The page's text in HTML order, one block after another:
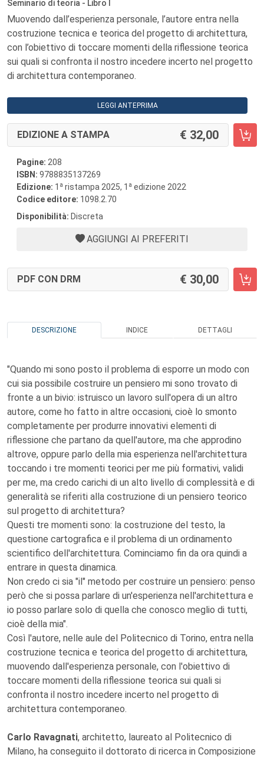
Seminario di teoria - Libro I
Muovendo dall’esperienza personale, l’autore entra nella
costruzione tecnica e teorica del progetto di architettura,
con l’obiettivo di toccare momenti della riflessione teorica
sui quali si confronta il nostro incedere incerto nel progetto
di architettura contemporaneo.
LEGGI ANTEPRIMA
EDIZIONE A STAMPA 32,00
Pagine: 208
ISBN: 9788835137269
Edizione: 1 a ristampa 2025, 1 a edizione 2022
Codice editore: 1098.2.70
Disponibilità: Discreta
AGGIUNGI AI PREFERITI
PDF CON DRM 30,00
DESCRIZIONE INDICE DETTAGLI
"Quando mi sono posto il problema di esporre un modo con
cui sia possibile costruire un pensiero mi sono trovato di
fronte a un bivio: istruisco un lavoro sull'opera di un altro
autore, come ho fatto in altre occasioni, cioè lo smonto
completamente per produrre innovativi elementi di
riflessione che partano da quell'autore, ma che approdino
altrove, oppure parlo della mia esperienza nell'architettura
toccando i tre momenti teorici per me più formativi, validi
per me, ma credo carichi di un alto livello di complessità e di
generalità se riferiti alla costruzione di un pensiero teorico
sul progetto di architettura?
Questi tre momenti sono: la costruzione del testo, la
questione cartografica e il problema di un ordinamento
scientifico dell'architettura. Cominciamo fin da ora quindi a
entrare in questa dinamica.
Non credo ci sia "il" metodo per costruire un pensiero: penso
però che si possa parlare di un'esperienza nell'architettura e
io posso parlare solo di quella che conosco meglio di tutti,
cioè della mia".
Così l'autore, nelle aule del Politecnico di Torino, entra nella
costruzione tecnica e teorica del progetto di architettura,
muovendo dall'esperienza personale, con l'obiettivo di
toccare momenti della riflessione teorica sui quali si
confronta il nostro incedere incerto nel progetto di
architettura contemporaneo.
Carlo Ravagnati, architetto, laureato al Politecnico di
Milano, ha conseguito il dottorato di ricerca in Composizione